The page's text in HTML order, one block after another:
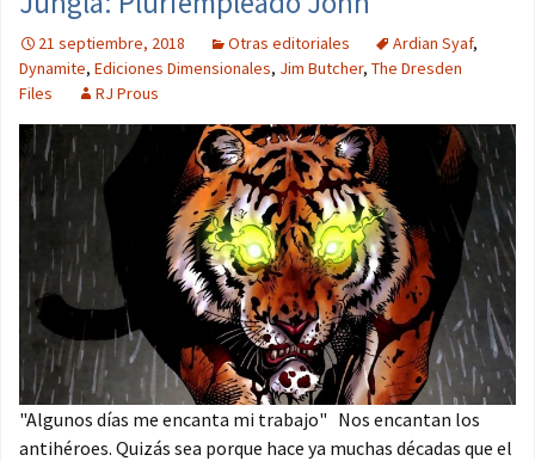
21 septiembre, 2018 Otras editoriales Ardian Syaf,
Dynamite, Ediciones Dimensionales, Jim Butcher, The Dresden
Files
RJ Prous
"Algunos días me encanta mi trabajo" Nos encantan los
antihéroes. Quizás sea porque hace ya muchas décadas que el